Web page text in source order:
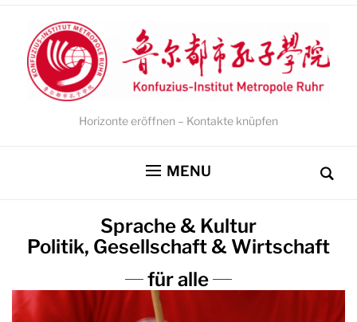
Horizonte eröffnen – Kontakte knüpfen
MENU
Sprache & Kultur
Politik, Gesellschaft & Wirtschaft
für alle